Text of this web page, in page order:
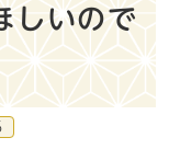
しいので